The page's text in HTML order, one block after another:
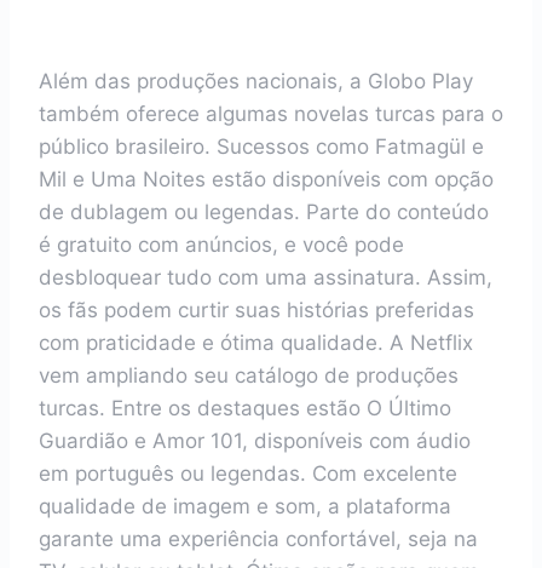
Além das produções nacionais, a Globo Play
também oferece algumas novelas turcas para o
público brasileiro. Sucessos como Fatmagül e
Mil e Uma Noites estão disponíveis com opção
de dublagem ou legendas. Parte do conteúdo
é gratuito com anúncios, e você pode
desbloquear tudo com uma assinatura. Assim,
os fãs podem curtir suas histórias preferidas
com praticidade e ótima qualidade. A Netflix
vem ampliando seu catálogo de produções
turcas. Entre os destaques estão O Último
Guardião e Amor 101, disponíveis com áudio
em português ou legendas. Com excelente
qualidade de imagem e som, a plataforma
garante uma experiência confortável, seja na